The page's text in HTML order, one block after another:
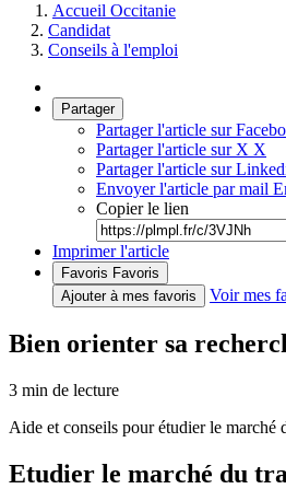
Accueil Occitanie
Candidat
Conseils à l'emploi
Partager
Partager l'article sur
Partager l'article sur X X
Partager l'article sur
Envoyer l'article par mail
Copier le lien
Imprimer l'article
Favoris Favoris
Ajouter à mes favoris
Voir mes
Bien orienter sa
3 min de lecture
Aide et conseils pour étudier le marché
Etudier le marché du